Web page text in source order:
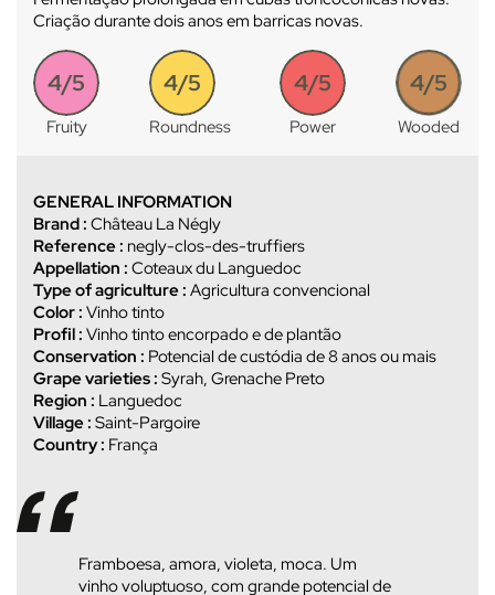
Criação durante dois anos em barricas novas.
4/5
Fruity
4/5
Roundness
4/5
Power
4/5
Wooded
GENERAL INFORMATION
Brand : Château La Négly
Reference : negly-clos-des-truffiers
Appellation : Coteaux du Languedoc
Type of agriculture : Agricultura convencional
Color : Vinho tinto
Profil : Vinho tinto encorpado e de plantão
Conservation : Potencial de custódia de 8 anos ou mais
Grape varieties : Syrah, Grenache Preto
Region : Languedoc
Village : Saint-Pargoire
Country : França
Framboesa, amora, violeta, moca. Um
vinho voluptuoso, com grande potencial de